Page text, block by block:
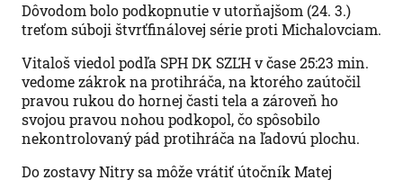
Dôvodom bolo podkopnutie v utorňajšom (24. 3.)
treťom súboji štvrťfinálovej série proti Michalovciam.
Vitaloš viedol podľa SPH DK SZĽH v čase 25:23 min.
vedome zákrok na protihráča, na ktorého zaútočil
pravou rukou do hornej časti tela a zároveň ho
svojou pravou nohou podkopol, čo spôsobilo
nekontrolovaný pád protihráča na ľadovú plochu.
Do zostavy Nitry sa môže vrátiť útočník Matej